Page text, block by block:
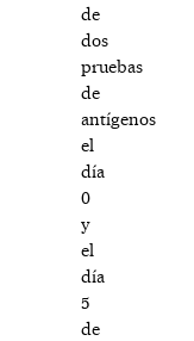
de
dos
pruebas
de
antígenos
el
día
0
y
el
día
5
de